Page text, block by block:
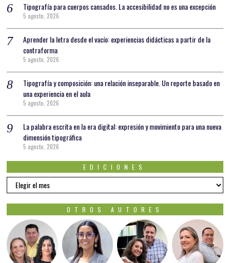
Tipografía para cuerpos cansados. La accesibilidad no es una excepción
5 agosto, 2026
Aprender la letra desde el vacío: experiencias didácticas a partir de la
contraforma
5 agosto, 2026
Tipografía y composición: una relación inseparable. Un reporte basado en
una experiencia en el aula
5 agosto, 2026
La palabra escrita en la era digital: expresión y movimiento para una nueva
dimensión tipográfica
5 agosto, 2026
EDICIONES
EDICIONES
OTROS AUTORES